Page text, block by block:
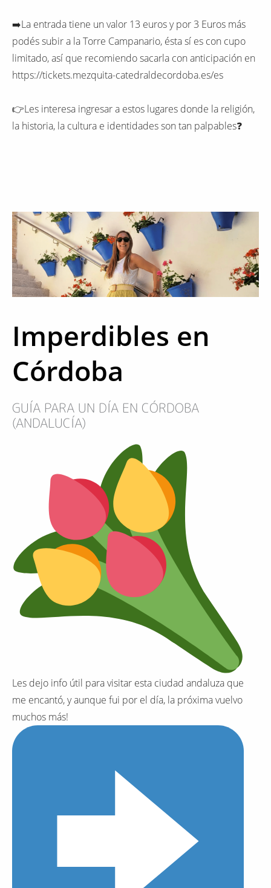
➡️La entrada tiene un valor 13 euros y por 3 Euros más
podés subir a la Torre Campanario, ésta sí es con cupo
limitado, así que recomiendo sacarla con anticipación en
https://tickets.mezquita-catedraldecordoba.es/es
👉Les interesa ingresar a estos lugares donde la religión,
la historia, la cultura e identidades son tan palpables❓️
Imperdibles en
Córdoba
GUÍA PARA UN DÍA EN CÓRDOBA
(ANDALUCÍA)
Les dejo info útil para visitar esta ciudad andaluza que
me encantó, y aunque fui por el día, la próxima vuelvo
muchos más!